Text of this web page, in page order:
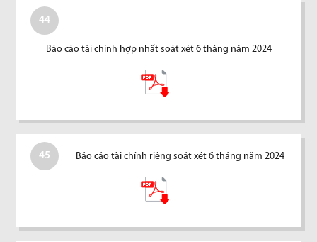
44
Báo cáo tài chính hợp nhất soát xét 6 tháng năm 2024
45 Báo cáo tài chính riêng soát xét 6 tháng năm 2024